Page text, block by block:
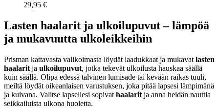
29,95 €
Lasten haalarit ja ulkoilupuvut – lämpöä
ja mukavuutta ulkoleikkeihin
Prisman kattavasta valikoimasta löydät laadukkaat ja mukavat lasten
haalarit ja ulkoilupuvut, jotka tekevät ulkoilusta hauskaa säällä
kuin säällä. Olipa edessä talvinen lumisade tai kevään raikas tuuli,
meiltä löydät oikeanlaisen varustuksen, joka pitää lapsesi lämpimänä
ja kuivana. Valitse lapsellesi sopivat haalarit ja anna heidän nauttia
seikkailuista ulkona huoletta.